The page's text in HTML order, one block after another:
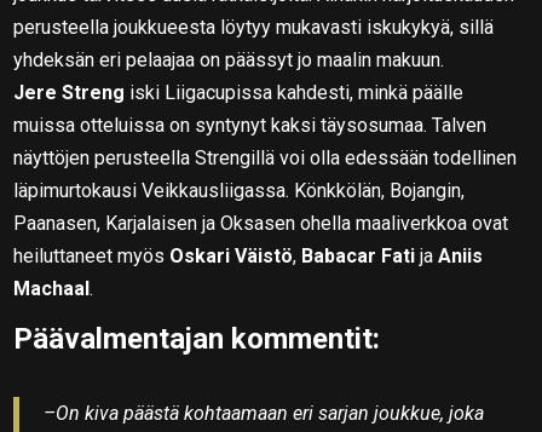
perusteella joukkueesta löytyy mukavasti iskukykyä, sillä
yhdeksän eri pelaajaa on päässyt jo maalin makuun.
Jere Streng iski Liigacupissa kahdesti, minkä päälle
muissa otteluissa on syntynyt kaksi täysosumaa. Talven
näyttöjen perusteella Strengillä voi olla edessään todellinen
läpimurtokausi Veikkausliigassa. Könkkölän, Bojangin,
Paanasen, Karjalaisen ja Oksasen ohella maaliverkkoa ovat
heiluttaneet myös Oskari Väistö, Babacar Fati jaAniis
Machaal.
Päävalmentajan kommentit:
–On kiva päästä kohtaamaan eri sarjan joukkue, joka